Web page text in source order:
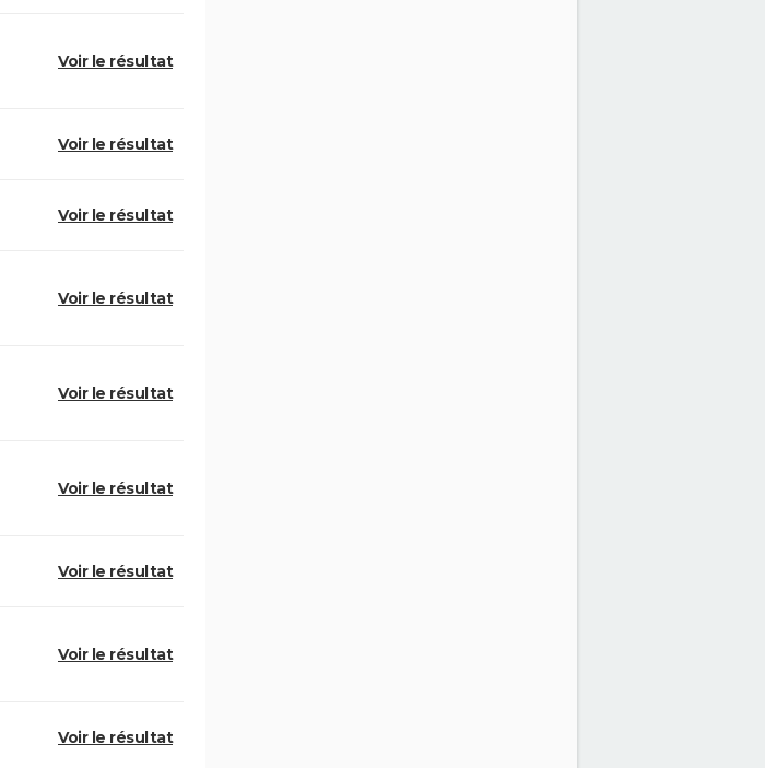
Voir le résultat
Voir le résultat
Voir le résultat
Voir le résultat
Voir le résultat
Voir le résultat
Voir le résultat
Voir le résultat
Voir le résultat